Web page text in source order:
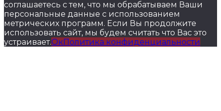
соглашаетесь с тем, что мы обрабатываем Ваши
персональные данные с использованием
метрических программ. Если Вы продолжите
использовать сайт, мы будем считать что Вас это
устраивает.ОкПолитика конфиденциальности